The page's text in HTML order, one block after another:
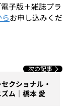
子版＋雑誌プラ
お申し込みくだ
次の記事
クショナル・
ム｜橋本 愛